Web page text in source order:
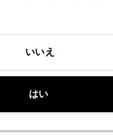
いいえ
はい